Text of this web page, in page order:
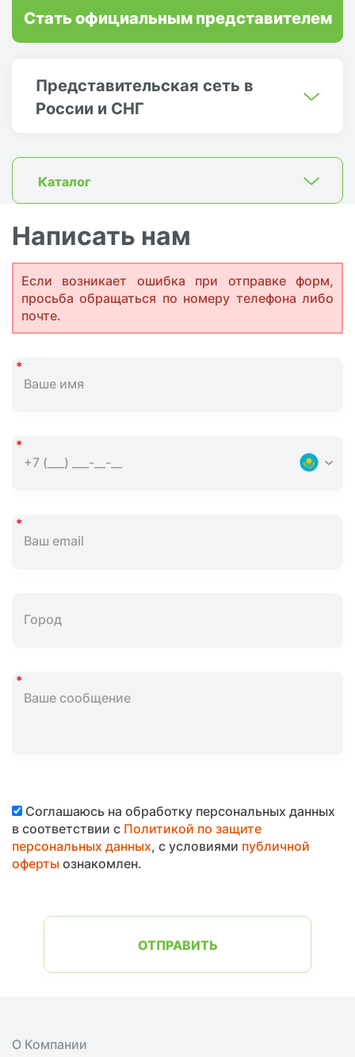
Представительская сеть в
России и СНГ
Стать официальным представителем
Каталог
Написать нам
Если возникает ошибка при отправке форм,
просьба обращаться по номеру телефона либо
почте.
Соглашаюсь на обработку персональных данных
в соответствии с Политикой по защите
персональных данных, с условиями публичной
офертыознакомлен.
ОТПРАВИТЬ
О Компании